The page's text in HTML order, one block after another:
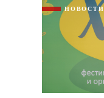
НОВОСТИ